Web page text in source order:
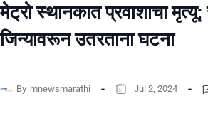
मेट्रो स्थानकात प्रवाशाचा
जिन्यावरून उतरताना घटना
By mnewsmarathi Jul 2, 2024